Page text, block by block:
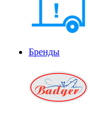
Бренды